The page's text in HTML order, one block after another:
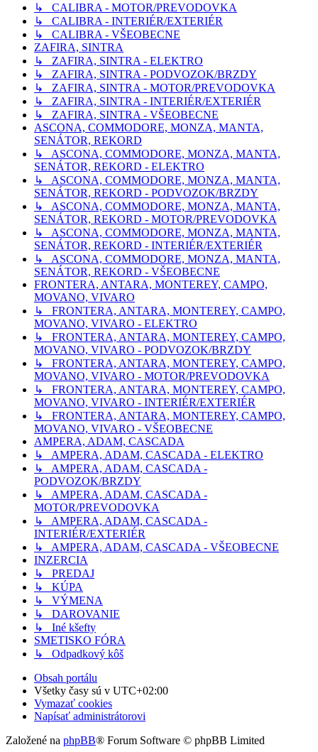
↳ CALIBRA - MOTOR/PREVODOVKA
↳ CALIBRA - INTERIÉR/EXTERIÉR
↳ CALIBRA - VŠEOBECNE
ZAFIRA, SINTRA
↳ ZAFIRA, SINTRA - ELEKTRO
↳ ZAFIRA, SINTRA - PODVOZOK/BRZDY
↳ ZAFIRA, SINTRA - MOTOR/PREVODOVKA
↳ ZAFIRA, SINTRA - INTERIÉR/EXTERIÉR
↳ ZAFIRA, SINTRA - VŠEOBECNE
ASCONA, COMMODORE, MONZA, MANTA,
SENÁTOR, REKORD
↳ ASCONA, COMMODORE, MONZA, MANTA,
SENÁTOR, REKORD - ELEKTRO
↳ ASCONA, COMMODORE, MONZA, MANTA,
SENÁTOR, REKORD - PODVOZOK/BRZDY
↳ ASCONA, COMMODORE, MONZA, MANTA,
SENÁTOR, REKORD - MOTOR/PREVODOVKA
↳ ASCONA, COMMODORE, MONZA, MANTA,
SENÁTOR, REKORD - INTERIÉR/EXTERIÉR
↳ ASCONA, COMMODORE, MONZA, MANTA,
SENÁTOR, REKORD - VŠEOBECNE
FRONTERA, ANTARA, MONTEREY, CAMPO,
MOVANO, VIVARO
↳ FRONTERA, ANTARA, MONTEREY, CAMPO,
MOVANO, VIVARO - ELEKTRO
↳ FRONTERA, ANTARA, MONTEREY, CAMPO,
MOVANO, VIVARO - PODVOZOK/BRZDY
↳ FRONTERA, ANTARA, MONTEREY, CAMPO,
MOVANO, VIVARO - MOTOR/PREVODOVKA
↳ FRONTERA, ANTARA, MONTEREY, CAMPO,
MOVANO, VIVARO - INTERIÉR/EXTERIÉR
↳ FRONTERA, ANTARA, MONTEREY, CAMPO,
MOVANO, VIVARO - VŠEOBECNE
AMPERA, ADAM, CASCADA
↳ AMPERA, ADAM, CASCADA - ELEKTRO
↳ AMPERA, ADAM, CASCADA -
PODVOZOK/BRZDY
↳ AMPERA, ADAM, CASCADA -
MOTOR/PREVODOVKA
↳ AMPERA, ADAM, CASCADA -
INTERIÉR/EXTERIÉR
↳ AMPERA, ADAM, CASCADA - VŠEOBECNE
INZERCIA
↳ PREDAJ
↳ KÚPA
↳ VÝMENA
↳ DAROVANIE
↳ Iné kšefty
SMETISKO FÓRA
↳ Odpadkový kôš
Obsah portálu
Všetky časy sú v UTC+02:00
Vymazať cookies
Napísať administrátorovi
Založené na phpBB® Forum Software © phpBB Limited